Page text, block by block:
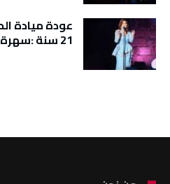
عودة ميادة
21 سنة :سهرة الحنين للزمن الجميل